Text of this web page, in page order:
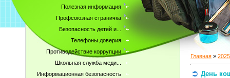
Полезная информация
Профсоюзная страничка
Безопасность детей и...
Телефоны доверия
Противодействие коррупции
Школьная служба меди...
Информационная безопасность
Главная » 2025
День